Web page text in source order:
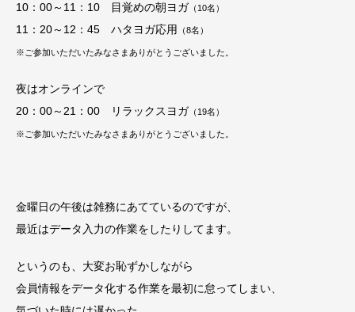
10：00～11：10 目覚めの朝ヨガ （10名）
11：20～12：45 ハタヨガ応用 （8名）
※ご参加いただいたみなさまありがとうございました。
夜はオンラインで
20：00～21：00 リラックスヨガ （19名）
※ご参加いただいたみなさまありがとうございました。
金曜日の午後は雑務にあてているのですが、
最近はデータ入力の作業をしたりしてます。
というのも、大変お恥ずかしながら
会員情報をデータ化する作業を最初に怠ってしまい、